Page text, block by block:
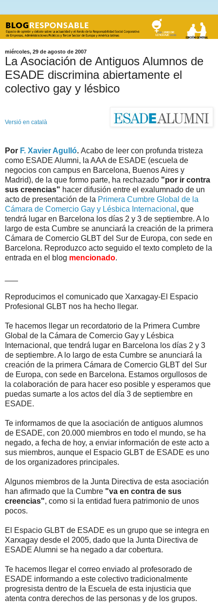
miércoles, 29 de agosto de 2007
La Asociación de Antiguos Alumnos de
ESADE discrimina abiertamente el
colectivo gay y lésbico
Versió en català
Por F. Xavier Agulló. Acabo de leer con profunda tristeza
como ESADE Alumni, la AAA de ESADE (escuela de
negocios con campus en Barcelona, Buenos Aires y
Madrid), de la que formo parte, ha rechazado "por ir contra
sus creencias" hacer difusión entre el exalumnado de un
acto de presentación de la Primera Cumbre Global de la
Cámara de Comercio Gay y Lésbica Internacional , que
tendrá lugar en Barcelona los días 2 y 3 de septiembre. A lo
largo de esta Cumbre se anunciará la creación de la primera
Cámara de Comercio GLBT del Sur de Europa, con sede en
Barcelona. Reproduzco acto seguido el texto completo de la
entrada en el blog mencionado.
Reproducimos el comunicado que Xarxagay-El Espacio
Profesional GLBT nos ha hecho llegar.
Te hacemos llegar un recordatorio de la Primera Cumbre
Global de la Cámara de Comercio Gay y Lésbica
Internacional, que tendrá lugar en Barcelona los días 2 y 3
de septiembre. A lo largo de esta Cumbre se anunciará la
creación de la primera Cámara de Comercio GLBT del Sur
de Europa, con sede en Barcelona. Estamos orgullosos de
la colaboración de para hacer eso posible y esperamos que
puedas sumarte a los actos del día 3 de septiembre en
ESADE.
Te informamos de que la asociación de antiguos alumnos
de ESADE, con 20.000 miembros en todo el mundo, se ha
negado, a fecha de hoy, a enviar información de este acto a
sus miembros, aunque el Espacio GLBT de ESADE es uno
de los organizadores principales.
Algunos miembros de la Junta Directiva de esta asociación
han afirmado que la Cumbre "va en contra de sus
creencias", como si la entidad fuera patrimonio de unos
pocos.
El Espacio GLBT de ESADE es un grupo que se integra en
Xarxagay desde el 2005, dado que la Junta Directiva de
ESADE Alumni se ha negado a dar cobertura.
Te hacemos llegar el correo enviado al profesorado de
ESADE informando a este colectivo tradicionalmente
progresista dentro de la Escuela de esta injusticia que
atenta contra derechos de las personas y de los grupos.